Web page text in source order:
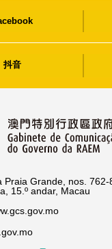
抖音
Praia Grande, nos. 762-
15.º andar, Macau